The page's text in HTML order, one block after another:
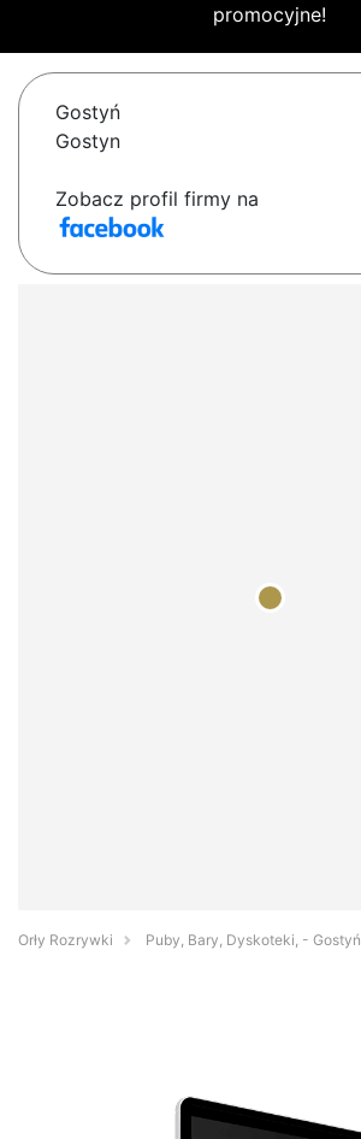
promocyjne!
Gostyń
Gostyn
Zobacz profil firmy na
Orły Rozrywki Puby, Bary, Dyskoteki, - Gostyń